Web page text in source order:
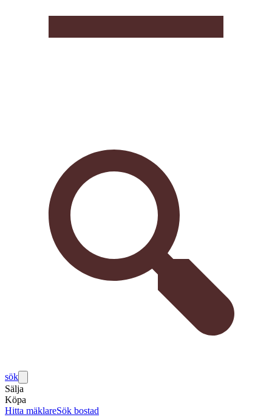
sök
Sälja
Köpa
Hitta mäklareSök bostad